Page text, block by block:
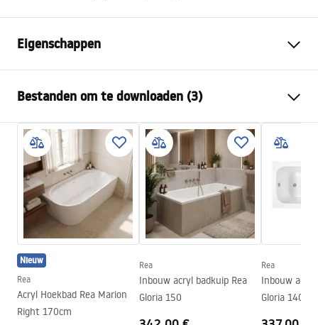
Eigenschappen
Kleur
Wit
Materiaal
Acryl
Lengte
1495
Breedte
750mm
Hoogte
560
mm
Montagezijde
Afvoer en sifon inbegrepen
Ja
Garantie
Bestanden om te downloaden (3)
Veiligheidsinformatie
WARUNKI_BEZPIECZENSTWA_WANNY.pdf
Garantievoorwaarden
Warranty_Terms_and_Conditions_Bathtubs.pdf
Montage-instructies
Orion_160_170.pdf
Nieuw
Rea
Acryl Hoekbad Rea Marion
Right 170cm
Rea
Inbouw acryl badkuip Rea
Gloria 150
Rea
Inbouw acryl
Gloria 140